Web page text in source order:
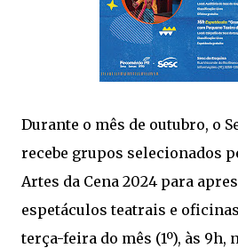
Durante o mês de outubro, o
recebe grupos selecionados
Artes da Cena 2024 para
espetáculos teatrais e
terça-feira do mês (1º), às 9h,